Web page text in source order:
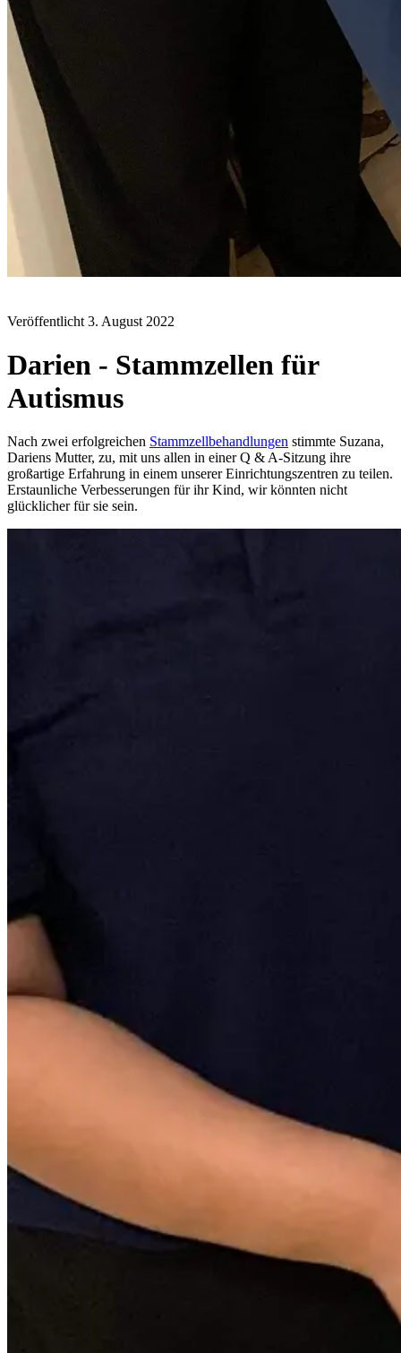
Veröffentlicht 3. August 2022
Darien - Stammzellen für
Autismus
Nach zwei erfolgreichen Stammzellbehandlungen stimmte Suzana,
Dariens Mutter, zu, mit uns allen in einer Q & A-Sitzung ihre
großartige Erfahrung in einem unserer Einrichtungszentren zu teilen.
Erstaunliche Verbesserungen für ihr Kind, wir könnten nicht
glücklicher für sie sein.